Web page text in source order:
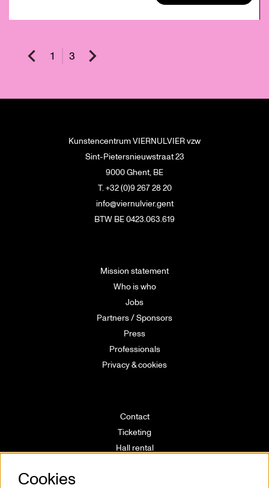
1 3
Kunstencentrum VIERNULVIER vzw
Sint-Pietersnieuwstraat 23
9000 Ghent, BE
T. +32 (0)9 267 28 20
info@viernulvier.gent
BTW BE 0423.063.619
Mission statement
Who is who
Jobs
Partners / Sponsors
Press
Professionals
Privacy & cookies
Contact
Ticketing
Hall rental
Cookies